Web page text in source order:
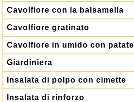
Cavolfiore con la balsamella
Cavolfiore gratinato
Cavolfiore in umido con patate
Giardiniera
Insalata di polpo con cimette
Insalata di rinforzo